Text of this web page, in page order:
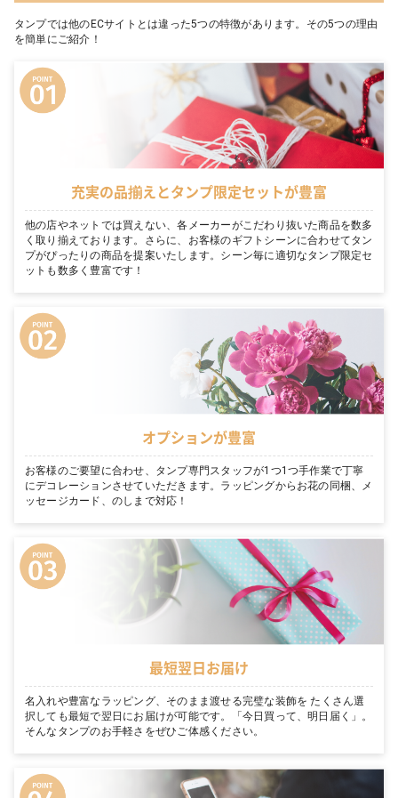
タンプでは他のECサイトとは違った5つの特徴があります。その5つの理由
を簡単にご紹介！
充実の品揃えとタンプ限定セットが豊富
他の店やネットでは買えない、各メーカーがこだわり抜いた商品を数多
く取り揃えております。さらに、お客様のギフトシーンに合わせてタン
プがぴったりの商品を提案いたします。シーン毎に適切なタンプ限定セ
ットも数多く豊富です！
オプションが豊富
お客様のご要望に合わせ、タンプ専門スタッフが1つ1つ手作業で丁寧
にデコレーションさせていただきます。ラッピングからお花の同梱、メ
ッセージカード、のしまで対応！
最短翌日お届け
名入れや豊富なラッピング、そのまま渡せる完璧な装飾を たくさん選
択しても最短で翌日にお届けが可能です。「今日買って、明日届く」。
そんなタンプのお手軽さをぜひご体感ください。